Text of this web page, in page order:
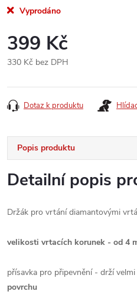
Vyprodáno
399 Kč
330 Kč bez DPH
cena:
Dotaz k produktu
Popis produktu
Detailní popis
Držák pro vrtání diamantovými
velikosti vrtacích korunek - od 4
přísavka pro připevnění - drží
povrchu